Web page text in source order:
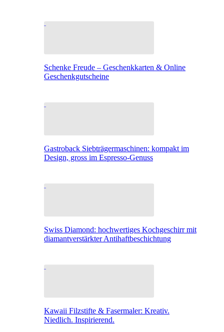
Schenke Freude – Geschenkkarten & Online
Geschenkgutscheine
Gastroback Siebträgermaschinen: kompakt im
Design, gross im Espresso-Genuss
Swiss Diamond: hochwertiges Kochgeschirr mit
diamantverstärkter Antihaftbeschichtung
Kawaii Filzstifte & Fasermaler: Kreativ.
Niedlich. Inspirierend.